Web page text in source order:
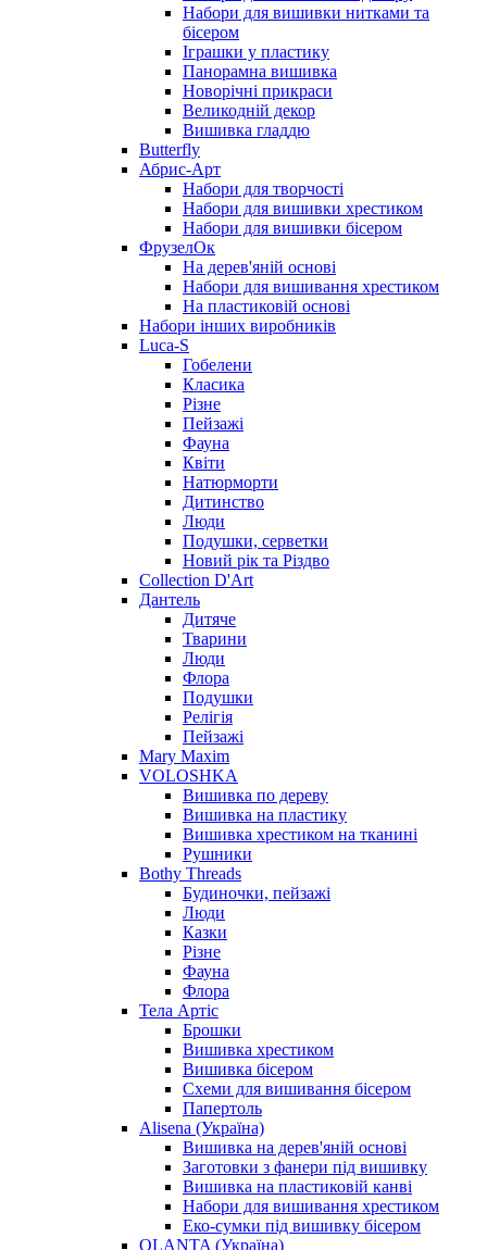
Набори для вишивки нитками та
бісером
Іграшки у пластику
Панорамна вишивка
Новорічні прикраси
Великодній декор
Вишивка гладдю
Butterfly
Абрис-Арт
Набори для творчості
Набори для вишивки хрестиком
Набори для вишивки бісером
ФрузелОк
На дерев'яній основі
Набори для вишивання хрестиком
На пластиковій основі
Набори інших виробників
Luca-S
Гобелени
Класика
Різне
Пейзажі
Фауна
Квіти
Натюрморти
Дитинство
Люди
Подушки, серветки
Новий рік та Різдво
Collection D'Art
Дантель
Дитяче
Тварини
Люди
Флора
Подушки
Релігія
Пейзажі
Mary Maxim
VOLOSHKA
Вишивка по дереву
Вишивка на пластику
Вишивка хрестиком на тканині
Рушники
Bothy Threads
Будиночки, пейзажі
Люди
Казки
Різне
Фауна
Флора
Тела Артіс
Брошки
Вишивка хрестиком
Вишивка бісером
Схеми для вишивання бісером
Папертоль
Alisena (Україна)
Вишивка на дерев'яній основі
Заготовки з фанери під вишивку
Вишивка на пластиковій канві
Набори для вишивання хрестиком
Еко-сумки під вишивку бісером
OLANTA (Україна)